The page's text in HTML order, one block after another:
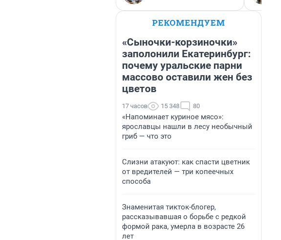
РЕКОМЕНДУЕМ
«Сыночки-корзиночки»
заполонили Екатеринбург:
почему уральские парни
массово оставили жен без
цветов
17 часов 15 348 80
«Напоминает куриное мясо»:
ярославцы нашли в лесу необычный
гриб — что это
Слизни атакуют: как спасти цветник
от вредителей — три копеечных
способа
Знаменитая тикток-блогер,
рассказывавшая о борьбе с редкой
формой рака, умерла в возрасте 26
лет